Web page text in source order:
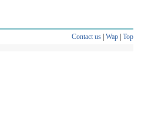
Contact us| Wap| Top